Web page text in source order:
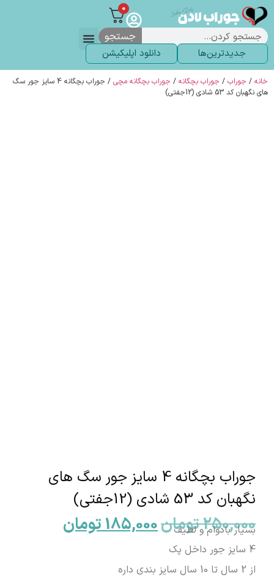
0
جستجو
جدیدترین‌ها دانلود اپلیکیشن
خانه / جوراب / جوراب بچگانه / جوراب بچگانه مچی
/ جوراب بچگانه 4 سایز جور سگ
های نگهبان کد 53 شادی (12جفتی)
جوراب بچگانه 4 سایز جور سگ های
نگهبان کد 53 شادی (12جفتی)
250,000تومان185,000تومان
بسیار بادوام و لطیف
4 سایز جور داخل پک
از 2 سال تا 10 سال سایز بندی داره